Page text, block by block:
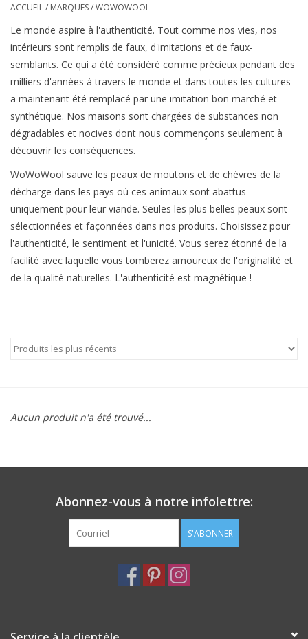
Marques
ACCUEIL/ MARQUES/WOWOWOOL
Le monde aspire à l'authenticité. Tout comme nos vies, nos
intérieurs sont remplis de faux, d'imitations et de faux-
semblants. Ce qui a été considéré comme précieux pendant des
milliers d'années à travers le monde et dans toutes les cultures
a maintenant été remplacé par une imitation bon marché et
synthétique. Nos maisons sont chargées de substances non
dégradables et nocives dont nous commençons seulement à
découvrir les conséquences.
WoWoWool sauve les peaux de moutons et de chèvres de la
décharge dans les pays où ces animaux sont abattus
uniquement pour leur viande. Seules les plus belles peaux sont
sélectionnées et façonnées dans nos produits. Choisissez pour
l'authenticité, le sentiment et l'unicité. Vous serez étonné de la
facilité avec laquelle vous tomberez amoureux de l'originalité et
de la qualité naturelles. L'authenticité est magnétique !
Aucun produit n'a été trouvé...
Abonnez-vous à notre infolettre:
S'ABONNER